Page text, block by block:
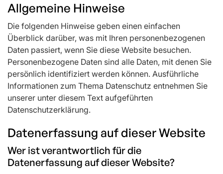
Allgemeine Hinweise
Die folgenden Hinweise geben einen einfachen
Überblick darüber, was mit Ihren personenbezogenen
Daten passiert, wenn Sie diese Website besuchen.
Personenbezogene Daten sind alle Daten, mit denen Sie
persönlich identifiziert werden können. Ausführliche
Informationen zum Thema Datenschutz entnehmen Sie
unserer unter diesem Text aufgeführten
Datenschutzerklärung.
Datenerfassung auf dieser Website
Wer ist verantwortlich für die
Datenerfassung auf dieser Website?